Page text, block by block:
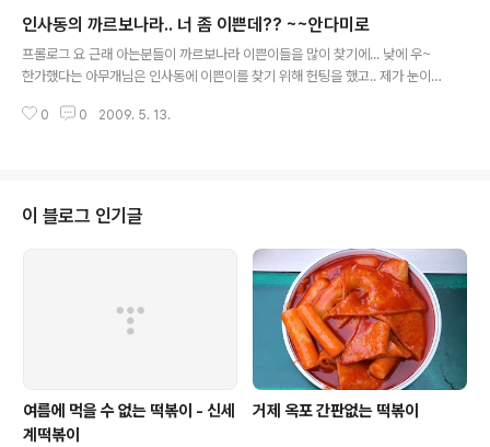
인사동의 까르보나라.. 너 좀 이쁜데?? ~~안다미로
프롤로그 요 근래 아는분들이 까르보나라 이쁜이들을 많이 찾기에... 낮에 우~
한가했다는 아무개님은 인사동에 이쁜이를 찾기 위해 헌팅을 했고.. 제가 눈이
니다. 안녕하세요 ^^ 지구별에서 가장 이쁜 음식은 스파게티라고..
0 0 2009. 5. 13.
이 블로그 인기글
여름에 먹을 수 없는 떡볶이 - 신세
계떡볶이
거제 옥포 간판없는 떡볶이